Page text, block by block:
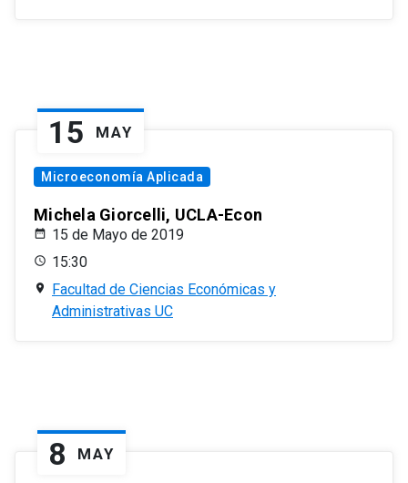
15 MAY
Microeconomía Aplicada
Michela Giorcelli, UCLA-Econ
15 de Mayo de 2019
15:30
Facultad de Ciencias Económicas y
Administrativas UC
8 MAY